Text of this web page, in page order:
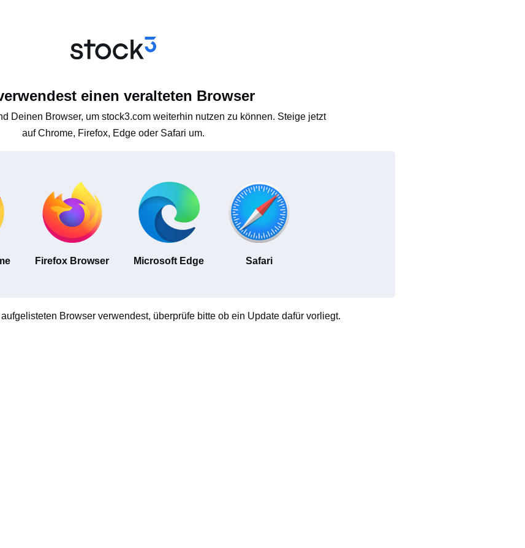
einen veralteten Browser
Deinen Browser, um stock3.com weiterhin nutzen zu können. Steige jetzt
auf Chrome, Firefox, Edge oder Safari um.
Firefox Browser Microsoft Edge Safari
Browser verwendest, überprüfe bitte ob ein Update dafür vorliegt.